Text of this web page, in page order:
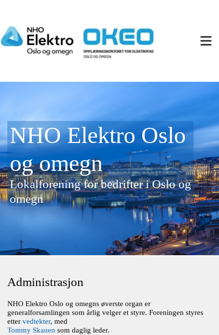
NHO Elektro Oslo
og omegn
Lokalforening for bedrifter i Oslo og
omegn
Administrasjon
NHO Elektro Oslo og omegns øverste organ er
generalforsamlingen som årlig velger et styre. Foreningen styres
etter vedtekter, med
Tommy Skauen som daglig leder.